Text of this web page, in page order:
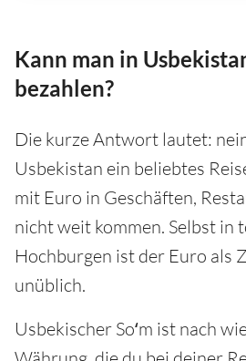
Kann man in
bezahlen?
Die kurze Antwort lautet:
Usbekistan ein beliebtes
mit Euro in Geschäften,
nicht weit kommen. Selbst in
Hochburgen ist der Euro als
unüblich.
Usbekischer Soʻm ist nach